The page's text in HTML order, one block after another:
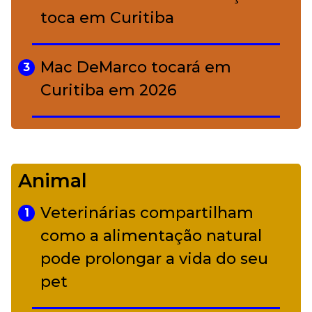
toca em Curitiba
3
Mac DeMarco tocará em
Curitiba em 2026
Camerata tem repertório
diverso a partir de R$ 17
Adriana Calcanhotto retoma
alter ego infantil para show em
Curitiba
Animal
1
Veterinárias compartilham
como a alimentação natural
pode prolongar a vida do seu
pet